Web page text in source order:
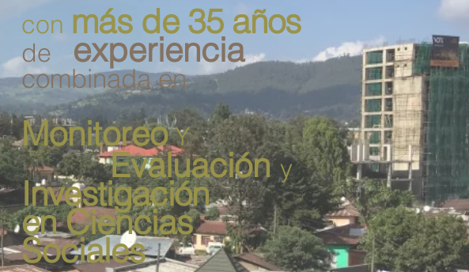
con más de 35 años
de experiencia
combinada en
Monitoreo Y
Evaluacióny
Investigación
enCiencias
Sociales